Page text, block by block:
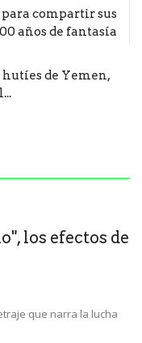
para compartir sus
años de fantasía
hutíes de Yemen,
los efectos de
que narra la lucha